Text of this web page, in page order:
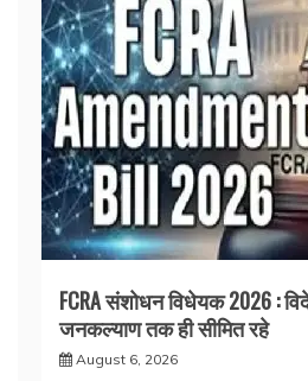
FCRA संशोधन विधेयक 2026 :
जनकल्याण तक ही सीमित रहे
August 6, 2026